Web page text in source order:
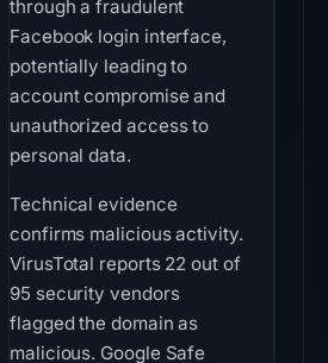
through a fraudulent
Facebook login interface,
potentially leading to
account compromise and
unauthorized access to
personal data.
Technical evidence
confirms malicious activity.
VirusTotal reports 22 out of
95 security vendors
flagged the domain as
malicious. Google Safe